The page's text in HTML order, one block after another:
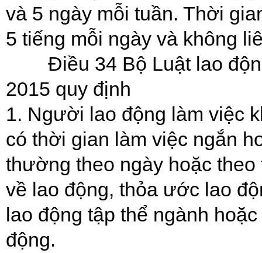
và 5 ngày mỗi tuần. Thời
5 tiếng mỗi ngày và không
Điều 34 Bộ Luật lao
2015 quy định
1. Người lao động làm việc
có thời gian làm việc ngắn
thường theo ngày hoặc
về lao động, thỏa ước lao
lao động tập thể ngành
động.